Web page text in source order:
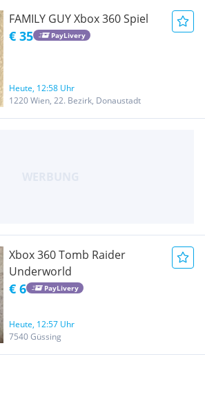
FAMILY GUY Xbox 360 Spiel
€ 35 PayLivery
Heute, 12:58 Uhr
1220 Wien, 22. Bezirk, Donaustadt
Xbox 360 Tomb Raider
Underworld
€ 6 PayLivery
Heute, 12:57 Uhr
7540 Güssing